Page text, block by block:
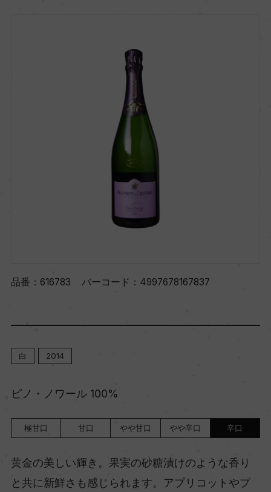
品番： 616783 バーコード： 4997678167837
白 2014
ピノ・ノワール 100%
極甘口 甘口 やや甘口 やや辛口 辛口
黄金の美しい輝き。果実の砂糖漬けのような香り
と共に新鮮さも感じられます。アプリコットやプ